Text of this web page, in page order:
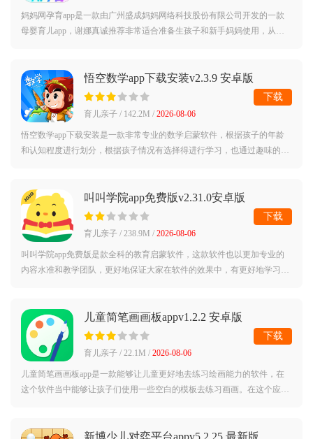
妈妈网孕育app是一款由广州盛成妈妈网络科技股份有限公司开发的一款
母婴育儿app，谢娜真诚推荐非常适合准备生孩子和新手妈妈使用，从备
悟空数学app下载安装v2.3.9 安卓版
育儿亲子 / 142.2M / 2026-08-06
悟空数学app下载安装是一款非常专业的数学启蒙软件，根据孩子的年龄
和认知程度进行划分，根据孩子情况有选择得进行学习，也通过趣味的动
下载
叫叫学院app免费版v2.31.0安卓版
育儿亲子 / 238.9M / 2026-08-06
叫叫学院app免费版是款全科的教育启蒙软件，这款软件也以更加专业的
内容水准和教学团队，更好地保证大家在软件的效果中，有更好地学习内
下载
儿童简笔画画板appv1.2.2 安卓版
育儿亲子 / 22.1M / 2026-08-06
儿童简笔画画板app是一款能够让儿童更好地去练习绘画能力的软件，在
这个软件当中能够让孩子们使用一些空白的模板去练习画画。在这个应用
下载
新博少儿对弈平台appv5.2.25 最新版